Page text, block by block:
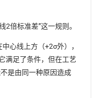
2倍标准差”这一规则。
心线上方（+2σ外），
满足了条件，但在工艺
是由同一种原因造成